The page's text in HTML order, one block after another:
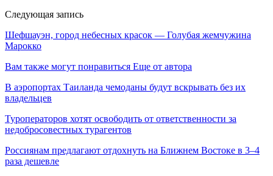
Следующая запись
Шефшауэн, город небесных красок — Голубая жемчужина
Марокко
Вам также могут понравиться Еще от автора
В аэропортах Таиланда чемоданы будут вскрывать без их
владельцев
Туроператоров хотят освободить от ответственности за
недобросовестных турагентов
Россиянам предлагают отдохнуть на Ближнем Востоке в 3–4
раза дешевле